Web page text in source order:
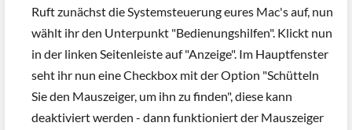
Ruft zunächst die Systemsteuerung eures Mac's auf, nun
wählt ihr den Unterpunkt "Bedienungshilfen". Klickt nun
in der linken Seitenleiste auf "Anzeige". Im Hauptfenster
seht ihr nun eine Checkbox mit der Option "Schütteln
Sie den Mauszeiger, um ihn zu finden", diese kann
deaktiviert werden - dann funktioniert der Mauszeiger